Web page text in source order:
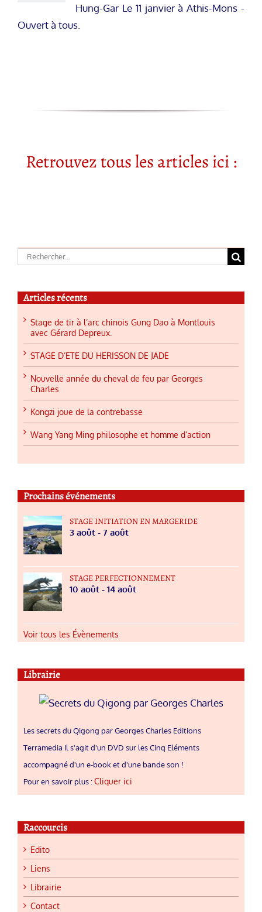
Hung-Gar Le 11 janvier à Athis-Mons -
Ouvert à tous.
Retrouvez tous les articles ici :
Rechercher:
Articles récents
Stage de tir à l’arc chinois Gung Dao à Montlouis
avec Gérard Depreux.
STAGE D’ETE DU HERISSON DE JADE
Nouvelle année du cheval de feu par Georges
Charles
Kongzi joue de la contrebasse
Wang Yang Ming philosophe et homme d’action
Prochains événements
STAGE INITIATION EN MARGERIDE
3 août - 7 août
STAGE PERFECTIONNEMENT
10 août - 14 août
Voir tous les Évènements
Librairie
Les secrets du Qigong par Georges Charles Editions
Terramedia Il s'agit d'un DVD sur les Cinq Eléments
accompagné d'un e-book et d'une bande son !
Pour en savoir plus :Cliquer ici
Raccourcis
Edito
Liens
Librairie
Contact